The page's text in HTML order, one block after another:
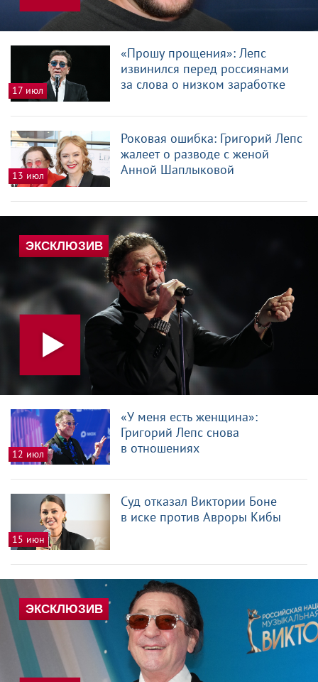
17 июл
«Прошу прощения»: Лепс
извинился перед россиянами
за слова о низком заработке
13 июл
Роковая ошибка: Григорий Лепс
жалеет о разводе с женой
Анной Шаплыковой
12 июл
«У меня есть женщина»:
Григорий Лепс снова
в отношениях
15 июн
Суд отказал Виктории Боне
в иске против Авроры Кибы